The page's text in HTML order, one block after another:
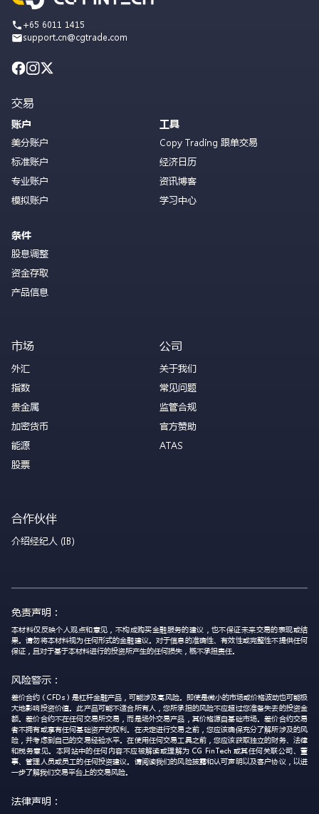
+65 6011 1415
support.cn@cgtrade.com
交易
账户
美分账户
标准账户
专业账户
模拟账户
条件
股息调整
资金存取
产品信息
工具
Copy Trading 跟单交易
经济日历
资讯博客
学习中心
市场
外汇
指数
贵金属
加密货币
能源
股票
公司
关于我们
常见问题
监管合规
官方赞助
ATAS
合作伙伴
介绍经纪人 (IB)
免责声明：
本材料仅反映个人观点和意见，不构成购买金融服务的建议，也不保证未来交易的表现或结
果。请勿将本材料视为任何形式的金融建议。对于信息的准确性、有效性或完整性不提供任何
保证，且对于基于本材料进行的投资所产生的任何损失，概不承担责任。
风险警示：
差价合约（CFDs）是杠杆金融产品，可能涉及高风险。即使是微小的市场或价格波动也可能极
大地影响投资价值。此产品可能不适合所有人，您所承担的风险不应超过您准备失去的投资金
额。差价合约不在任何交易所交易，而是场外交易产品，其价格源自基础市场。差价合约交易
者不拥有或享有任何基础资产的权利。在决定进行交易之前，您应该确保充分了解所涉及的风
险，并考虑到自己的交易经验水平。在使用任何交易工具之前，您应该获取独立的财务、法律
和税务意见。本网站中的任何内容不应被解读或理解为 CG FinTech 或其任何关联公司、董
事、管理人员或员工的任何投资建议。请阅读我们的风险披露和认可声明以及客户协议，以进
一步了解我们交易平台上的交易风险。
法律声明：